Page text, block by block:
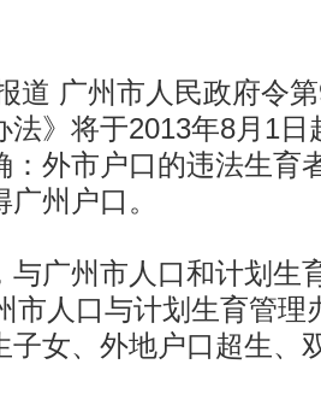
广州市人民政府令第
法》将于2013年8月1日
：外市户口的违法生育
州户口。
广州市人口和计划生
市人口与计划生育管理
子女、外地户口超生、